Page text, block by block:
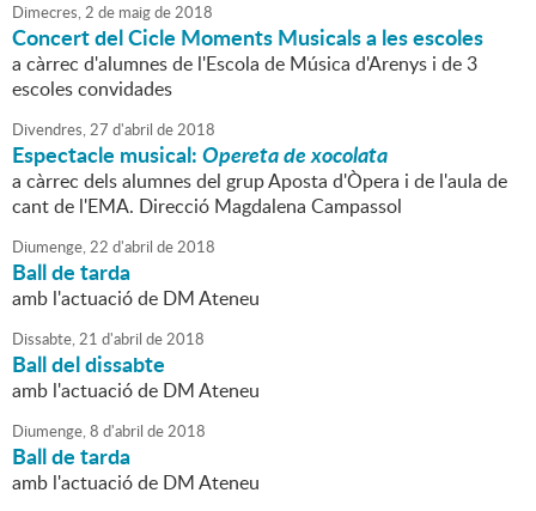
Dimecres,2 de maigde2018
Concert del Cicle Moments Musicals a les escoles
a càrrec d'alumnes de l'Escola de Música d'Arenys i de 3
escoles convidades
Divendres,27 d'abril de2018
Espectacle musical:Opereta de xocolata
a càrrec dels alumnes del grup Aposta d'Òpera i de l'aula de
cant de l'EMA. Direcció Magdalena Campassol
Diumenge,22 d'abril de2018
Ball de tarda
amb l'actuació de DM Ateneu
Dissabte,21 d'abril de2018
Ball del dissabte
amb l'actuació de DM Ateneu
Diumenge,8 d'abril de2018
Ball de tarda
amb l'actuació de DM Ateneu